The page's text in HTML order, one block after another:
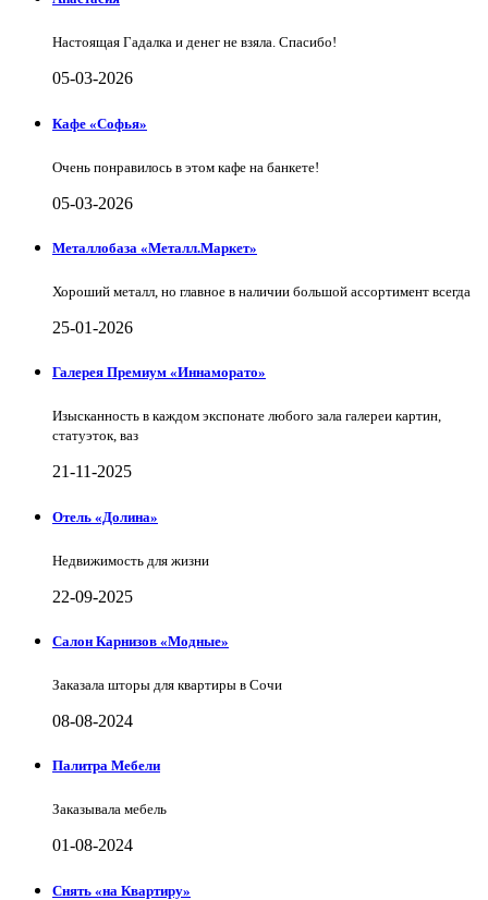
Настоящая Гадалка и денег не взяла. Спасибо!
05-03-2026
Кафе «Софья»
Очень понравилось в этом кафе на банкете!
05-03-2026
Металлобаза «Металл.Маркет»
Хороший металл, но главное в наличии большой ассортимент всегда
25-01-2026
Галерея Премиум «Иннаморато»
Изысканность в каждом экспонате любого зала галереи картин,
статуэток, ваз
21-11-2025
Отель «Долина»
Недвижимость для жизни
22-09-2025
Салон Карнизов «Модные»
Заказала шторы для квартиры в Сочи
08-08-2024
Палитра Мебели
Заказывала мебель
01-08-2024
Снять «на Квартиру»